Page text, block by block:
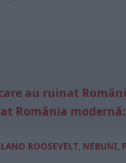
au ruinat
România
ROOSEVELT, NEBUNI,